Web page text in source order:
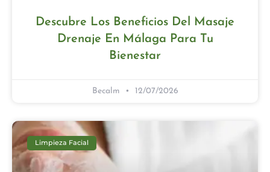
Descubre Los Beneficios Del Masaje
Drenaje En Málaga Para Tu
Bienestar
Becalm 12/07/2026
Limpieza Facial